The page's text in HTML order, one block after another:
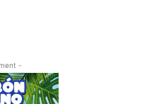
-